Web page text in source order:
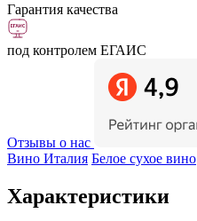
Гарантия качества
под контролем ЕГАИС
Отзывы о нас
Вино Италия Белое сухое вино
Характеристики